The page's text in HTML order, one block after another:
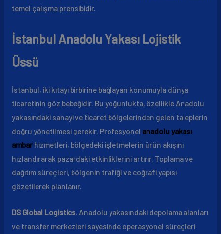
temel çalışma prensibidir.
İstanbul Anadolu Yakası Lojistik
Üssü
İstanbul, iki kıtayı birbirine bağlayan konumuyla dünya
ticaretinin göz bebeğidir. Bu yoğunlukta, özellikle Anadolu
yakasındaki sanayi ve ticaret bölgelerinden gelen taleplerin
doğru yönetilmesi gerekir. Profesyonel anadolu yakası
ambarhizmetleri, bölgedeki işletmelerin ürün akışını
hızlandırarak pazardaki etkinliklerini artırır. Toplama ve
dağıtım süreçleri, bölgenin trafiği ve coğrafi yapısı
gözetilerek planlanır.
DS Global Logistics, Anadolu yakasındaki depolama alanları
ve transfer merkezleri sayesinde operasyonel süreçleri